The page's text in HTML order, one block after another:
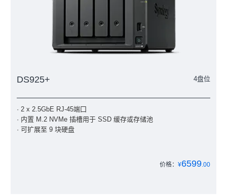
DS925+ 4盘位
· 2 x 2.5GbE RJ-45端囗
· 内置 M.2 NVMe 插槽用于 SSD 缓存或存储池
· 可扩展至 9 块硬盘
价格： ¥6599.00